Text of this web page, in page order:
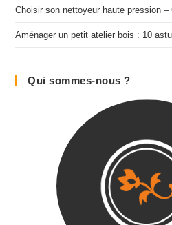
Choisir son nettoyeur haute pression –
Aménager un petit atelier bois : 10
Qui sommes-nous ?